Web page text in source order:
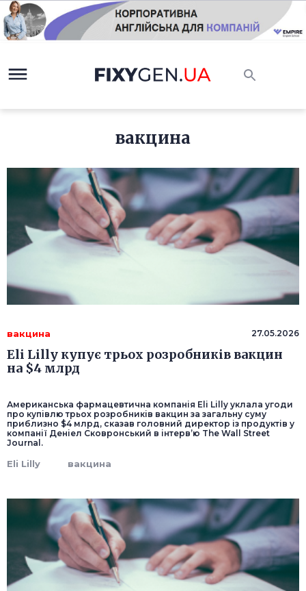
вакцина
вакцина 27.05.2026
Eli Lilly купує трьох розробників вакцин
на $4 млрд
Американська фармацевтична компанія Eli Lilly уклала угоди
про купівлю трьох розробників вакцин за загальну суму
приблизно $4 млрд, сказав головний директор із продуктів у
компанії Деніел Сковронський в інтерв’ю The Wall Street
Journal.
Eli Lilly вакцина